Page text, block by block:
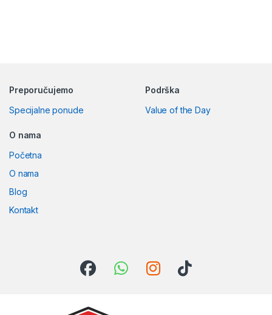
Preporučujemo
Specijalne ponude
Podrška
Value of the Day
O nama
Početna
O nama
Blog
Kontakt